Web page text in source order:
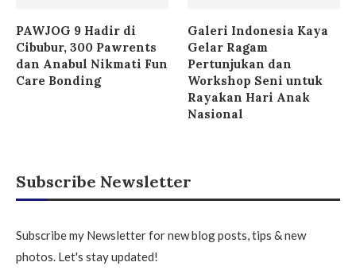
PAWJOG 9 Hadir di
Cibubur, 300 Pawrents
dan Anabul Nikmati Fun
Care Bonding
Galeri Indonesia Kaya
Gelar Ragam
Pertunjukan dan
Workshop Seni untuk
Rayakan Hari Anak
Nasional
Subscribe Newsletter
Subscribe my Newsletter for new blog posts, tips & new
photos. Let's stay updated!